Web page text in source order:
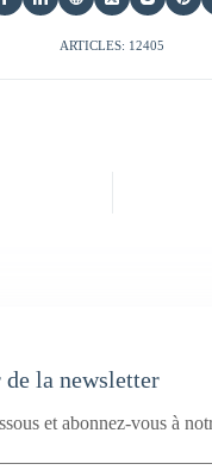
ARTICLES: 12405
la newsletter
et abonnez-vous à